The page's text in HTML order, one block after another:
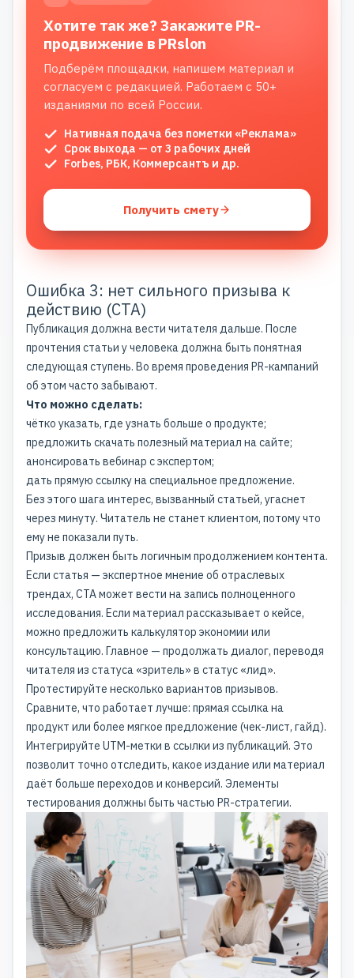
Хотите так же? Закажите PR-
продвижение в PRslon
Подберём площадки, напишем материал и
согласуем с редакцией. Работаем с 50+
изданиями по всей России.
Нативная подача без пометки «Реклама»
Срок выхода — от 3 рабочих дней
Forbes, РБК, Коммерсантъ и др.
Получить смету
Ошибка 3: нет сильного призыва к
действию (CTA)
Публикация должна вести читателя дальше. После
прочтения статьи у человека должна быть понятная
следующая ступень. Во время проведения PR-кампаний
об этом часто забывают.
Что можно сделать:
чётко указать, где узнать больше о продукте;
предложить скачать полезный материал на сайте;
анонсировать вебинар с экспертом;
дать прямую ссылку на специальное предложение.
Без этого шага интерес, вызванный статьей, угаснет
через минуту. Читатель не станет клиентом, потому что
ему не показали путь.
Призыв должен быть логичным продолжением контента.
Если статья — экспертное мнение об отраслевых
трендах, CTA может вести на запись полноценного
исследования. Если материал рассказывает о кейсе,
можно предложить калькулятор экономии или
консультацию. Главное — продолжать диалог, переводя
читателя из статуса «зритель» в статус «лид».
Протестируйте несколько вариантов призывов.
Сравните, что работает лучше: прямая ссылка на
продукт или более мягкое предложение (чек-лист, гайд).
Интегрируйте UTM-метки в ссылки из публикаций. Это
позволит точно отследить, какое издание или материал
даёт больше переходов и конверсий. Элементы
тестирования должны быть частью PR-стратегии.